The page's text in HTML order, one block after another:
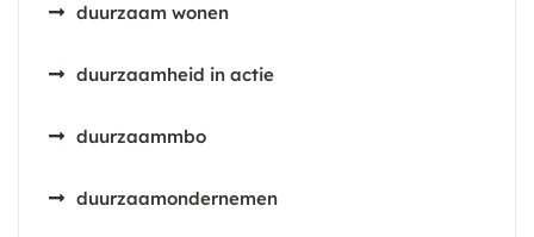
duurzaam wonen
duurzaamheid in actie
duurzaammbo
duurzaamondernemen